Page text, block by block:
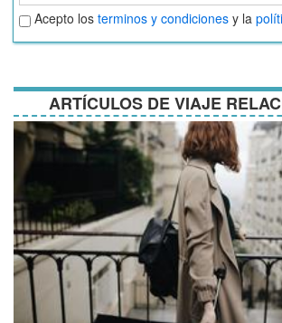
Aceptar
términos
y
Acepto los terminos y condiciones y la
ARTÍCULOS DE VIAJE